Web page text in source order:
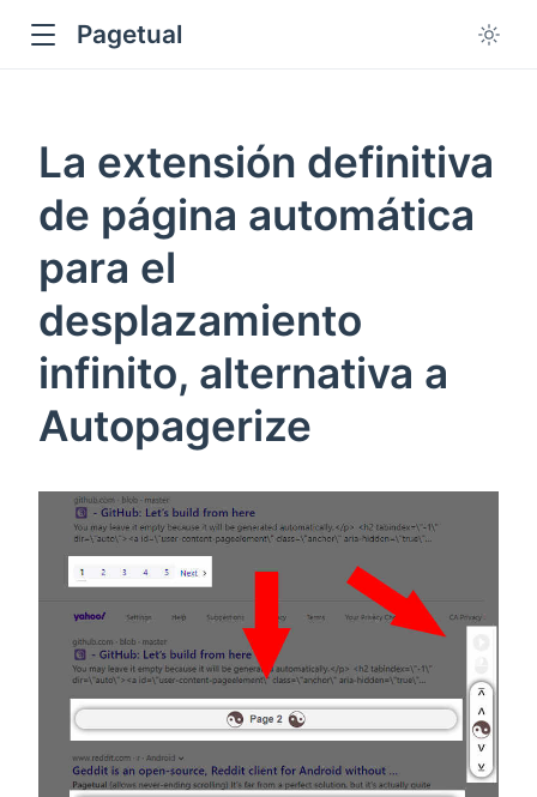
Pagetual
La extensión definitiva
de página automática
para el
desplazamiento
infinito, alternativa a
Autopagerize